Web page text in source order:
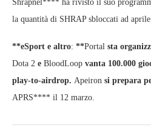
Shrapnel**** ha rivisto il suo
la quantità di SHRAP sbloccati ad aprile.
**eSport e altro: **Portal sta
Dota 2 e BloodLoop vanta 100.000
play-to-airdrop. Apeiron si prepara
APRS**** il 12 marzo.